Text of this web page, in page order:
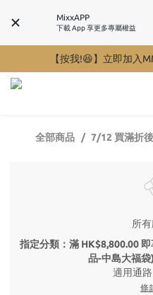
MixxAPP
下載 App 享更多專屬權益
【按我!😆】立即加入
全部商品 7/12 買滿折
所
指定分類：滿 HK$8,800.00
品-中島大福袋
適用通路
條